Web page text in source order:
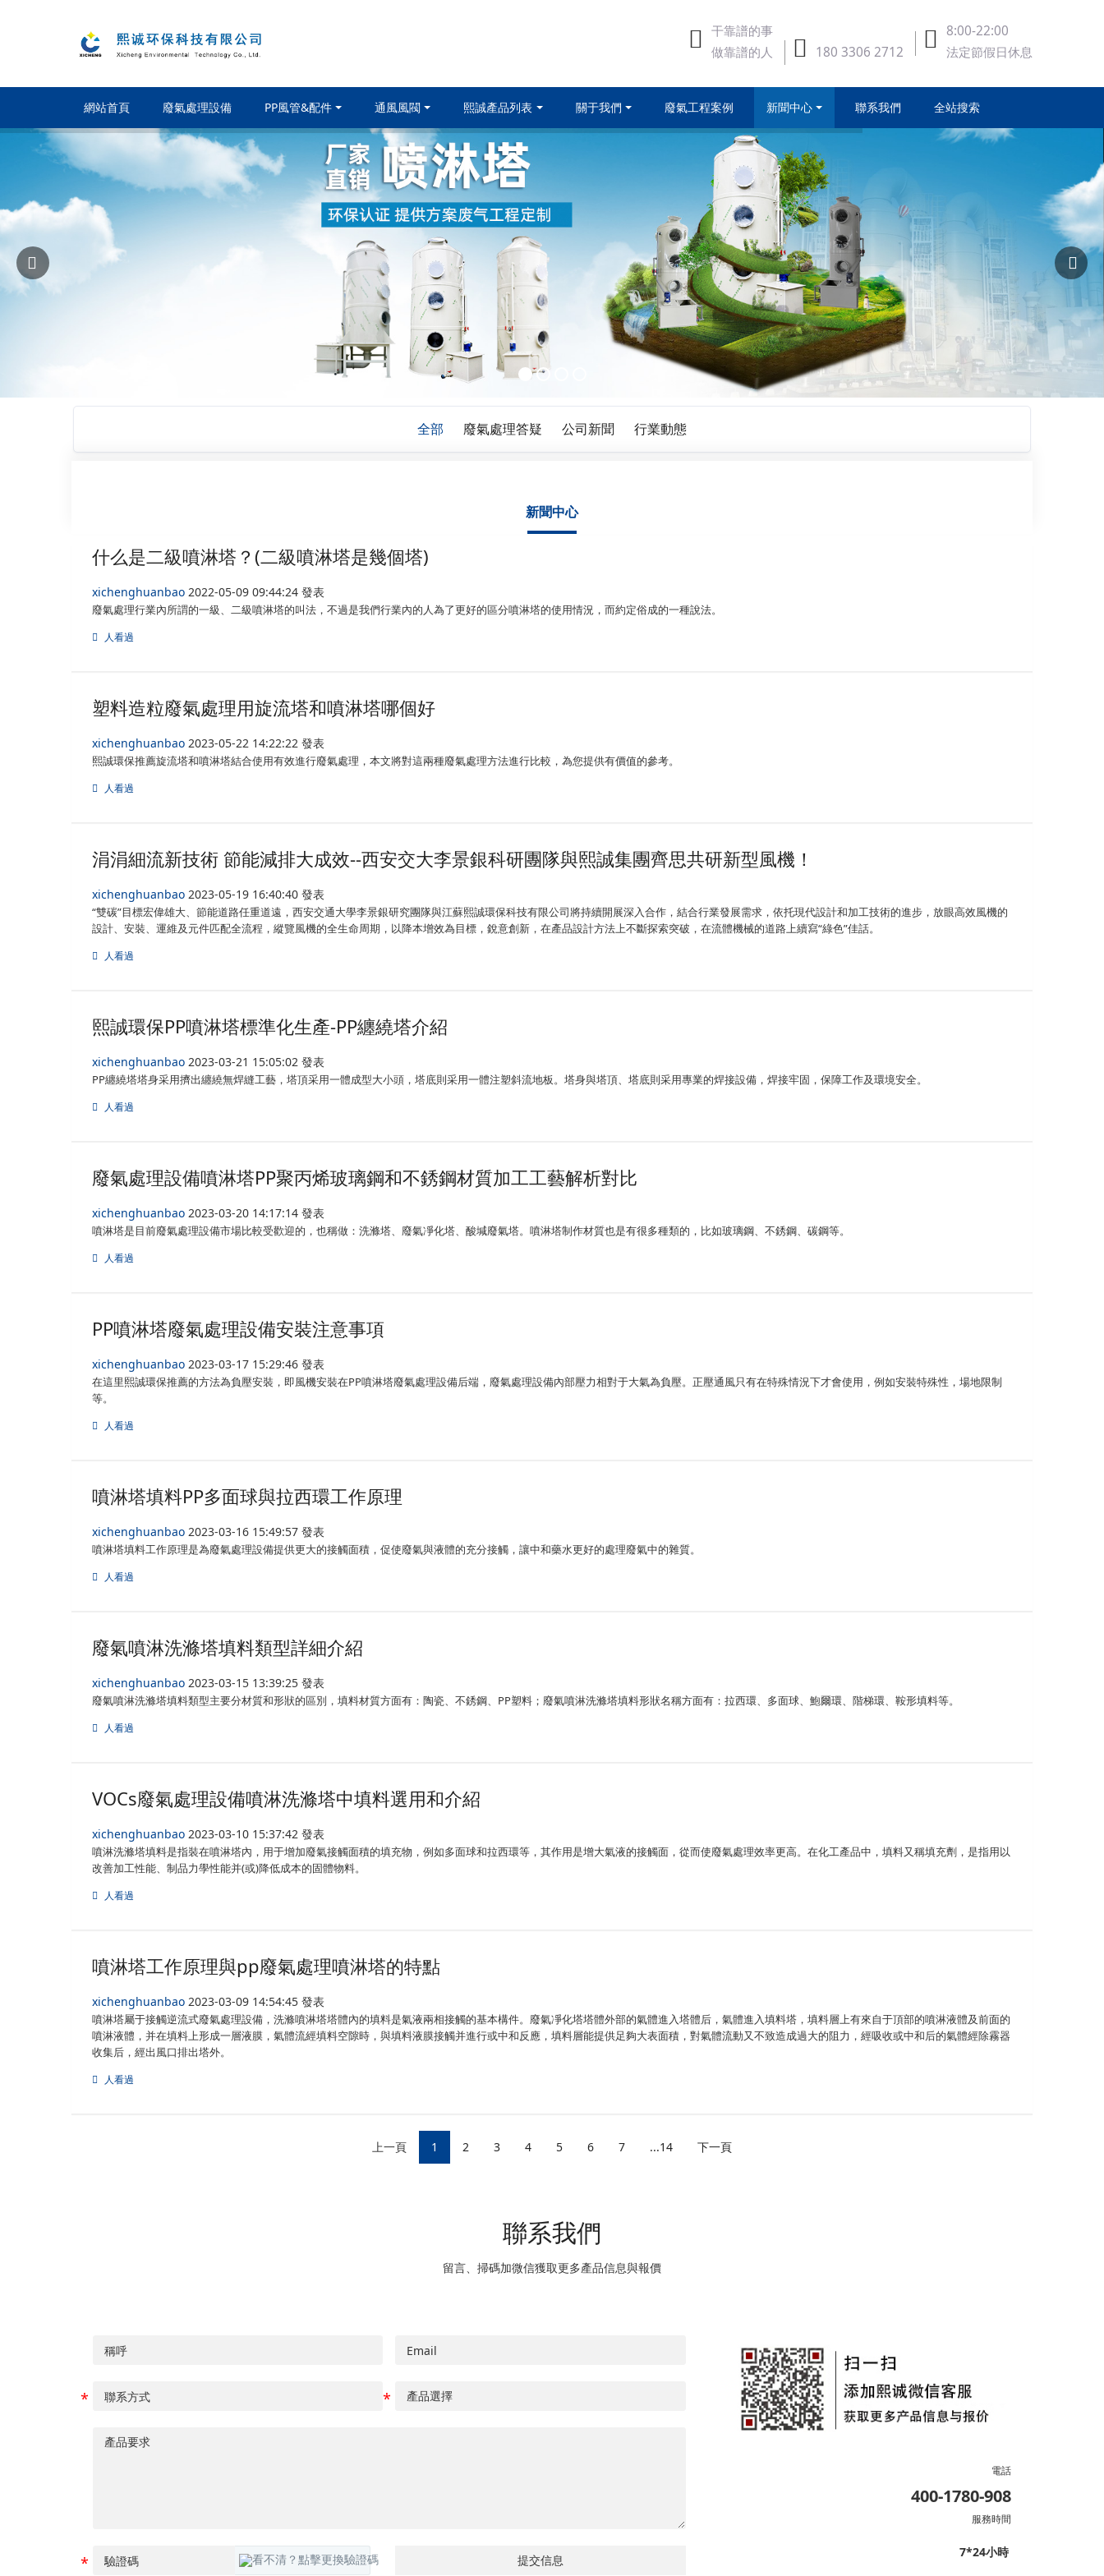
干靠譜的事
做靠譜的人
180 3306 2712
8:00-22:00
法定節假日休息
網站首頁 廢氣處理設備 PP風管&配件 通風風閥 熙誠產品列表 關于我們 廢氣工程案例 新聞中心 聯系我們 全站搜索
全部 廢氣處理答疑 公司新聞 行業動態
新聞中心
什么是二級噴淋塔？(二級噴淋塔是幾個塔)
xichenghuanbao 2022-05-09 09:44:24 發表
廢氣處理行業內所謂的一級、二級噴淋塔的叫法，不過是我們行業內的人為了更好的區分噴淋塔的使用情況，而約定俗成的一種說法。
人看過
塑料造粒廢氣處理用旋流塔和噴淋塔哪個好
xichenghuanbao 2023-05-22 14:22:22 發表
熙誠環保推薦旋流塔和噴淋塔結合使用有效進行廢氣處理，本文將對這兩種廢氣處理方法進行比較，為您提供有價值的參考。
人看過
涓涓細流新技術 節能減排大成效--西安交大李景銀科研團隊與熙誠集團齊思共研新型風機！
xichenghuanbao 2023-05-19 16:40:40 發表
“雙碳”目標宏偉雄大、節能道路任重道遠，西安交通大學李景銀研究團隊與江蘇熙誠環保科技有限公司將持續開展深入合作，結合行業發展需求，依托現代設計和加工技術的進步，放眼高效風機的
設計、安裝、運維及元件匹配全流程，縱覽風機的全生命周期，以降本增效為目標，銳意創新，在產品設計方法上不斷探索突破，在流體機械的道路上續寫“綠色”佳話。
人看過
熙誠環保PP噴淋塔標準化生產-PP纏繞塔介紹
xichenghuanbao 2023-03-21 15:05:02 發表
PP纏繞塔塔身采用擠出纏繞無焊縫工藝，塔頂采用一體成型大小頭，塔底則采用一體注塑斜流地板。塔身與塔頂、塔底則采用專業的焊接設備，焊接牢固，保障工作及環境安全。
人看過
廢氣處理設備噴淋塔PP聚丙烯玻璃鋼和不銹鋼材質加工工藝解析對比
xichenghuanbao 2023-03-20 14:17:14 發表
噴淋塔是目前廢氣處理設備市場比較受歡迎的，也稱做：洗滌塔、廢氣凈化塔、酸堿廢氣塔。噴淋塔制作材質也是有很多種類的，比如玻璃鋼、不銹鋼、碳鋼等。
人看過
PP噴淋塔廢氣處理設備安裝注意事項
xichenghuanbao 2023-03-17 15:29:46 發表
在這里熙誠環保推薦的方法為負壓安裝，即風機安裝在PP噴淋塔廢氣處理設備后端，廢氣處理設備內部壓力相對于大氣為負壓。正壓通風只有在特殊情況下才會使用，例如安裝特殊性，場地限制
等。
人看過
噴淋塔填料PP多面球與拉西環工作原理
xichenghuanbao 2023-03-16 15:49:57 發表
噴淋塔填料工作原理是為廢氣處理設備提供更大的接觸面積，促使廢氣與液體的充分接觸，讓中和藥水更好的處理廢氣中的雜質。
人看過
廢氣噴淋洗滌塔填料類型詳細介紹
xichenghuanbao 2023-03-15 13:39:25 發表
廢氣噴淋洗滌塔填料類型主要分材質和形狀的區別，填料材質方面有：陶瓷、不銹鋼、PP塑料；廢氣噴淋洗滌塔填料形狀名稱方面有：拉西環、多面球、鮑爾環、階梯環、鞍形填料等。
人看過
VOCs廢氣處理設備噴淋洗滌塔中填料選用和介紹
xichenghuanbao 2023-03-10 15:37:42 發表
噴淋洗滌塔填料是指裝在噴淋塔內，用于增加廢氣接觸面積的填充物，例如多面球和拉西環等，其作用是增大氣液的接觸面，從而使廢氣處理效率更高。在化工產品中，填料又稱填充劑，是指用以
改善加工性能、制品力學性能并(或)降低成本的固體物料。
人看過
噴淋塔工作原理與pp廢氣處理噴淋塔的特點
xichenghuanbao 2023-03-09 14:54:45 發表
噴淋塔屬于接觸逆流式廢氣處理設備，洗滌噴淋塔塔體內的填料是氣液兩相接觸的基本構件。廢氣凈化塔塔體外部的氣體進入塔體后，氣體進入填料塔，填料層上有來自于頂部的噴淋液體及前面的
噴淋液體，并在填料上形成一層液膜，氣體流經填料空隙時，與填料液膜接觸并進行或中和反應，填料層能提供足夠大表面積，對氣體流動又不致造成過大的阻力，經吸收或中和后的氣體經除霧器
收集后，經出風口排出塔外。
人看過
上一頁 1 2 3 4 5 6 7 ...14 下一頁
聯系我們
留言、掃碼加微信獲取更多產品信息與報價
提交信息
電話
400-1780-908
服務時間
7*24小時